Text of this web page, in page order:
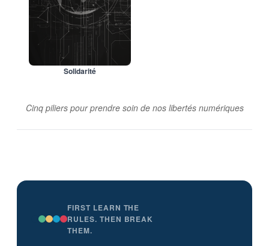
Solidarité
Cinq piliers pour prendre soin de nos libertés numériques
FIRST LEARN THE
RULES. THEN BREAK
THEM.